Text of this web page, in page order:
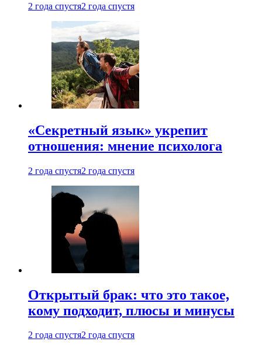
2 года спустя2 года спустя
«Секретный язык» укрепит
отношения: мнение психолога
2 года спустя2 года спустя
Открытый брак: что это такое,
кому подходит, плюсы и минусы
2 года спустя2 года спустя